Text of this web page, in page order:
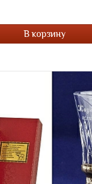
В корзину